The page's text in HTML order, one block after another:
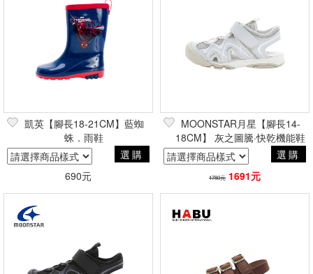
凱英【腳長18-21CM】藍蜘
蛛．雨鞋
選購
690元
MOONSTAR月星【腳長14-
18CM】 灰之圖騰·快乾機能鞋
選購
1780元 1691元